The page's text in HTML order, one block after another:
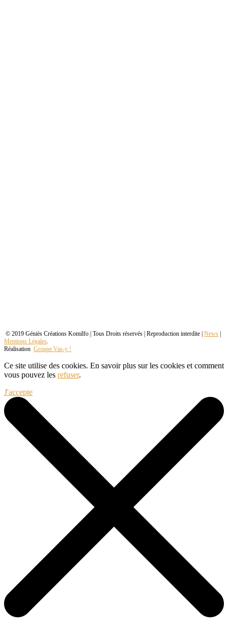
© 2019 Géniès Créations Komilfo | Tous Droits réservés | Reproduction interdite | News
Mentions Légales.
Réalisation Groupe Vas-y !
Ce site utilise des cookies. En savoir plus sur les cookies et comment
vous pouvez les refuser.
J'accepte